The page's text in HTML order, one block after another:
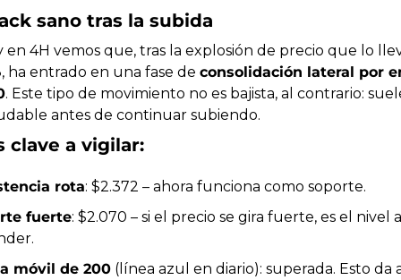
sano tras la subida
en 4H vemos que, tras la explosión de precio que lo
ha entrado en una fase de consolidación lateral por
. Este tipo de movimiento no es bajista, al contrario:
antes de continuar subiendo.
clave a vigilar:
rota: $2.372 – ahora funciona como soporte.
fuerte: $2.070 – si el precio se gira fuerte, es el nivel a
móvil de 200 (línea azul en diario): superada. Esto da